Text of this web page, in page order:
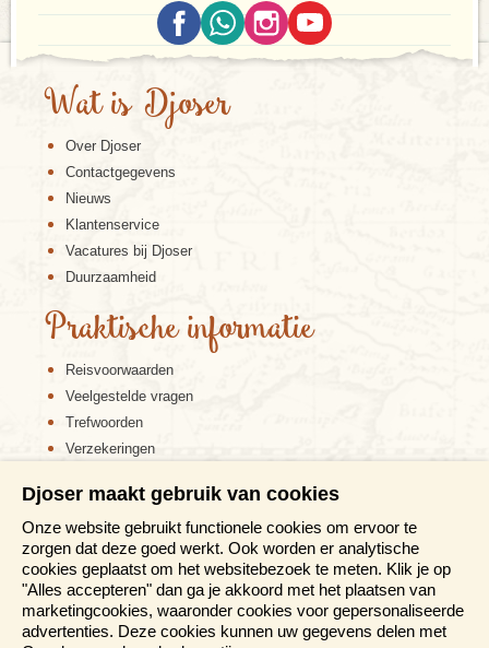
Wat is Djoser
Over Djoser
Contactgegevens
Nieuws
Klantenservice
Vacatures bij Djoser
Duurzaamheid
Praktische informatie
Reisvoorwaarden
Veelgestelde vragen
Trefwoorden
Verzekeringen
Disclaimer
Cookiebeleid
Privacy verklaring
Reis en boek met Djoser zekerheid
Meer weten?
Djoser maakt gebruik van cookies
Onze website gebruikt functionele cookies om ervoor te
zorgen dat deze goed werkt. Ook worden er analytische
cookies geplaatst om het websitebezoek te meten. Klik je op
"Alles accepteren" dan ga je akkoord met het plaatsen van
marketingcookies, waaronder cookies voor gepersonaliseerde
advertenties. Deze cookies kunnen uw gegevens delen met